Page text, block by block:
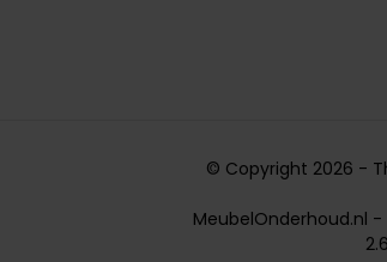
© Copyright 2026 -
MeubelOnderhoud.nl